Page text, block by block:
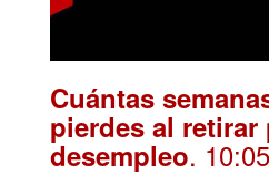
Cuántas
pierdes al retirar
desempleo. 10:05